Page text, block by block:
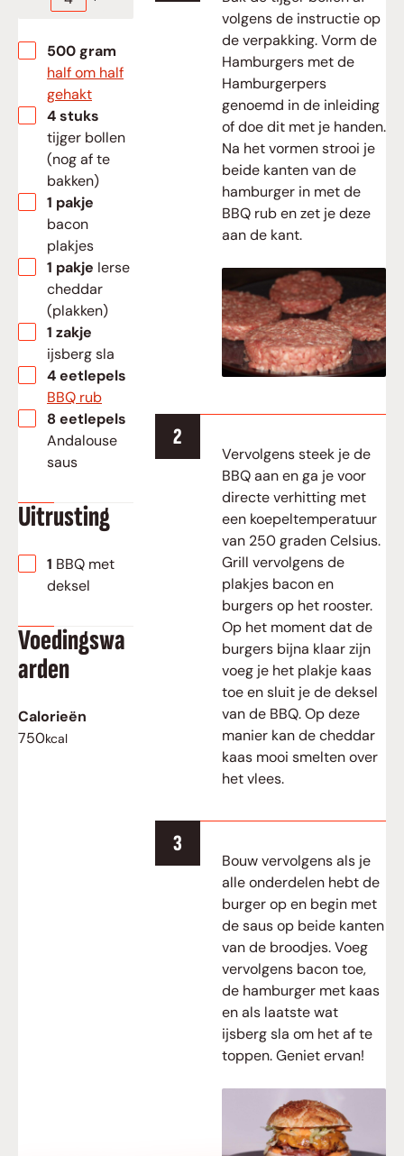
▢
500gram
half om half
gehakt
▢
4stuks
tijger bollen
(nog af te
bakken)
▢
1 pakje
bacon
plakjes
▢
1 pakje Ierse
cheddar
(plakken)
▢
1 zakje
ijsberg sla
▢
4eetlepels
BBQ rub
▢
8 eetlepels
Andalouse
saus
Uitrusting
▢
1 BBQ met
deksel
Voedingswa
arden
Calorieën
750kcal
volgens de instructie op
de verpakking. Vorm de
Hamburgers met de
Hamburgerpers
genoemd in de inleiding
of doe dit met je handen.
Na het vormen strooi je
beide kanten van de
hamburger in met de
BBQ rub en zet je deze
aan de kant.
Vervolgens steek je de
BBQ aan en ga je voor
directe verhitting met
een koepeltemperatuur
van 250 graden Celsius.
Grill vervolgens de
plakjes bacon en
burgers op het rooster.
Op het moment dat de
burgers bijna klaar zijn
voeg je het plakje kaas
toe en sluit je de deksel
van de BBQ. Op deze
manier kan de cheddar
kaas mooi smelten over
het vlees.
Bouw vervolgens als je
alle onderdelen hebt de
burger op en begin met
de saus op beide kanten
van de broodjes. Voeg
vervolgens bacon toe,
de hamburger met kaas
en als laatste wat
ijsberg sla om het af te
toppen. Geniet ervan!